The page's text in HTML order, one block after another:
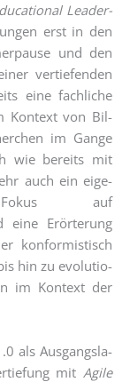
Lea­der­
erst in den
und den
ver­tie­fen­den
eine fach­li­che
Kon­text von Bil­
im Gan­ge
wie bereits mit
auch ein eige­
auf
eine Erör­te­rung
kon­for­mis­tisch
hin zu evo­lu­tio­
im Kon­text der
als Aus­gangs­la­
mit Agi­le